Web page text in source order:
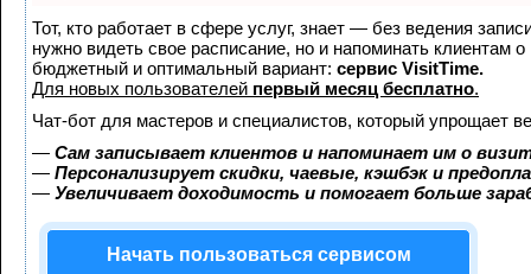
Тот, кто работает в сфере услуг, знает — без ведения
нужно видеть свое расписание, но и напоминать клиентам
бюджетный и оптимальный вариант: сервис VisitTime.
Для новых пользователей первый месяц бесплатно.
Чат-бот для мастеров и специалистов, который упрощает
— Сам записывает клиентов и напоминает им о
— Персонализирует скидки, чаевые, кэшбэк и
— Увеличивает доходимость и помогает больше
Начать пользоваться сервисом